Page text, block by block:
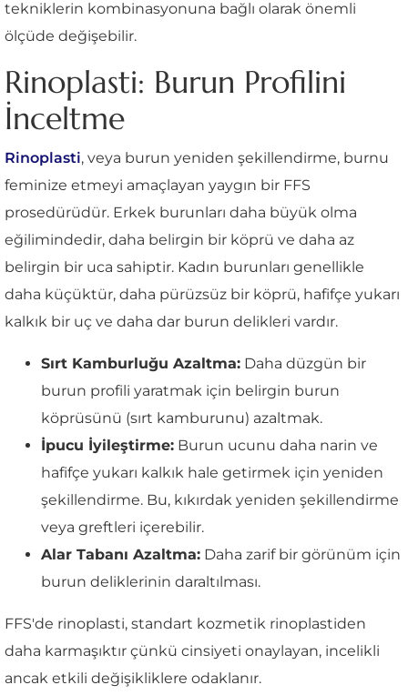
tekniklerin kombinasyonuna bağlı olarak önemli
ölçüde değişebilir.
Rinoplasti: Burun Profilini
İnceltme
Rinoplasti, veya burun yeniden şekillendirme, burnu
feminize etmeyi amaçlayan yaygın bir FFS
prosedürüdür. Erkek burunları daha büyük olma
eğilimindedir, daha belirgin bir köprü ve daha az
belirgin bir uca sahiptir. Kadın burunları genellikle
daha küçüktür, daha pürüzsüz bir köprü, hafifçe yukarı
kalkık bir uç ve daha dar burun delikleri vardır.
Sırt Kamburluğu Azaltma: Daha düzgün bir
burun profili yaratmak için belirgin burun
köprüsünü (sırt kamburunu) azaltmak.
İpucu İyileştirme: Burun ucunu daha narin ve
hafifçe yukarı kalkık hale getirmek için yeniden
şekillendirme. Bu, kıkırdak yeniden şekillendirme
veya greftleri içerebilir.
Alar Tabanı Azaltma: Daha zarif bir görünüm için
burun deliklerinin daraltılması.
FFS'de rinoplasti, standart kozmetik rinoplastiden
daha karmaşıktır çünkü cinsiyeti onaylayan, incelikli
ancak etkili değişikliklere odaklanır.